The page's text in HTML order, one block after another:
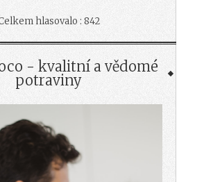
hlasovalo : 842
- kvalitní a vědomé
potraviny